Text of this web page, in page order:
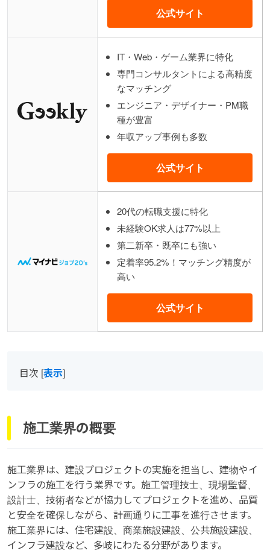
公式サイト
IT・Web・ゲーム業界に特化
専門コンサルタントによる高精度
なマッチング
エンジニア・デザイナー・PM職
種が豊富
年収アップ事例も多数
公式サイト
20代の転職支援に特化
未経験OK求人は77%以上
第二新卒・既卒にも強い
定着率95.2%！マッチング精度が
高い
公式サイト
目次 [表示]
施工業界の概要
施工業界は、建設プロジェクトの実施を担当し、建物やイ
ンフラの施工を行う業界です。施工管理技士、現場監督、
設計士、技術者などが協力してプロジェクトを進め、品質
と安全を確保しながら、計画通りに工事を進行させます。
施工業界には、住宅建設、商業施設建設、公共施設建設、
インフラ建設など、多岐にわたる分野があります。